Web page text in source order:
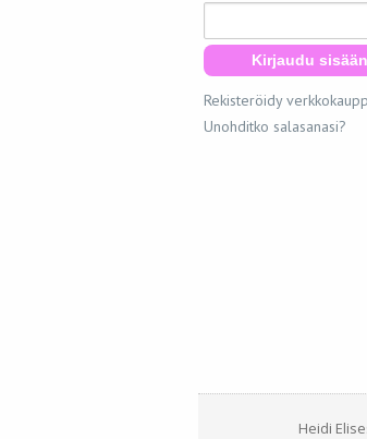
Rekisteröidy
Unohditko salasanasi?
Heidi